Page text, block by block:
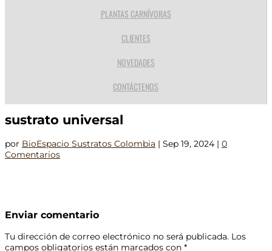
PLANTAS CARNÍVORAS
CLIENTES
NOVEDADES
CONTÁCTENOS
sustrato universal
por BioEspacio Sustratos Colombia | Sep 19, 2024 | 0
Comentarios
Enviar comentario
Tu dirección de correo electrónico no será publicada. Los
campos obligatorios están marcados con *